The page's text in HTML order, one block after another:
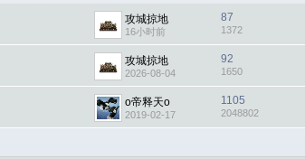
攻城掠地
16小时前
87
1372
攻城掠地
2026-08-04
92
1650
o帝释天o
2019-02-17
1105
2048802